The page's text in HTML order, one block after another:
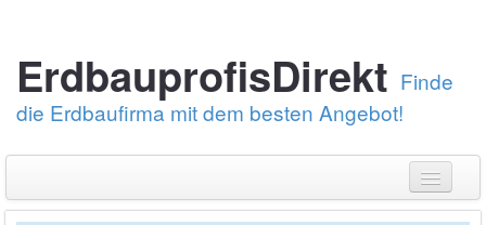
ErdbauprofisDirekt Finde
die Erdbaufirma mit dem besten Angebot!
Erstelle eine Angebotsanfrage